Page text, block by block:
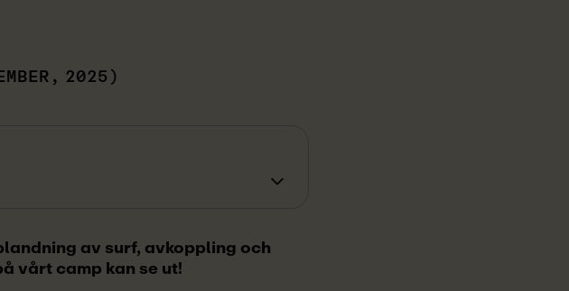
2025)
av surf, avkoppling och
vårt camp kan se ut!